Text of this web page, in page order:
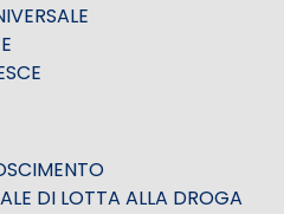
DI LOTTA ALLA DROGA